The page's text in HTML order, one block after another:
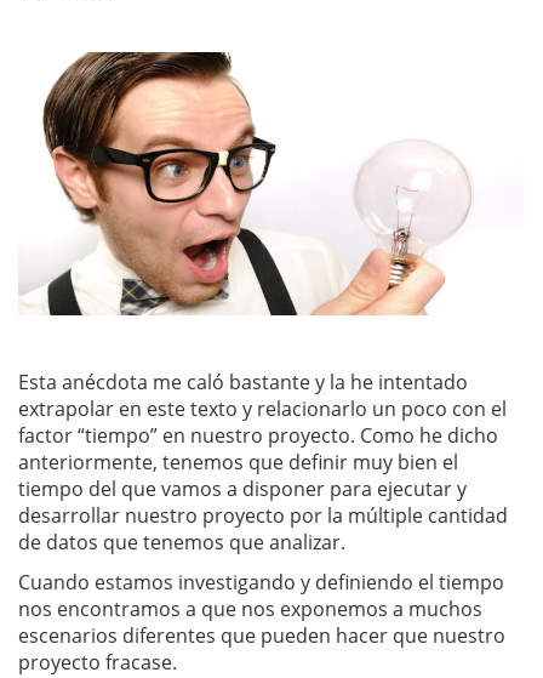
Esta anécdota me caló bastante y la he intentado
extrapolar en este texto y relacionarlo un poco con el
factor “tiempo” en nuestro proyecto. Como he dicho
anteriormente, tenemos que definir muy bien el
tiempo del que vamos a disponer para ejecutar y
desarrollar nuestro proyecto por la múltiple cantidad
de datos que tenemos que analizar.
Cuando estamos investigando y definiendo el tiempo
nos encontramos a que nos exponemos a muchos
escenarios diferentes que pueden hacer que nuestro
proyecto fracase.